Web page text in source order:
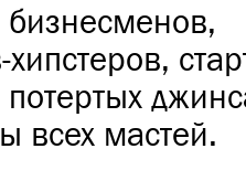
бизнесменов,
всех мастей.